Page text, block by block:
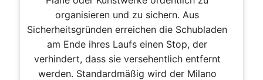
organisieren und zu sichern. Aus
Sicherheitsgründen erreichen die Schubladen
am Ende ihres Laufs einen Stop, der
verhindert, dass sie versehentlich entfernt
werden. Standardmäßig wird der Milano